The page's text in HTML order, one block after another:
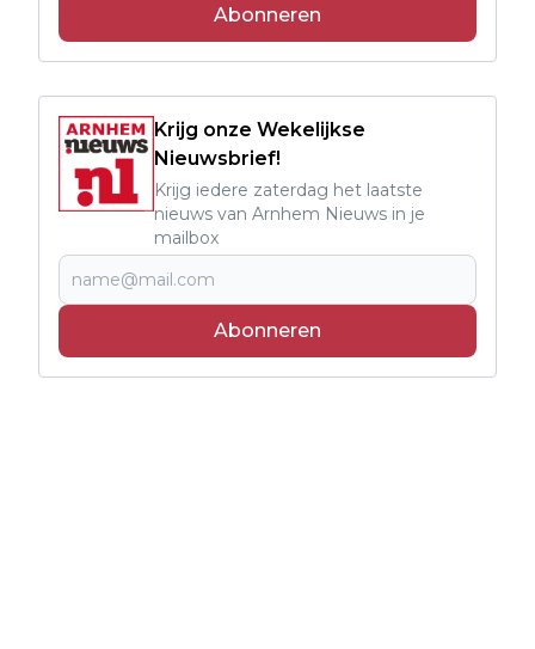
Abonneren
Krijg onze Wekelijkse
Nieuwsbrief!
Krijg iedere zaterdag het laatste
nieuws van Arnhem Nieuws in je
mailbox
Abonneren